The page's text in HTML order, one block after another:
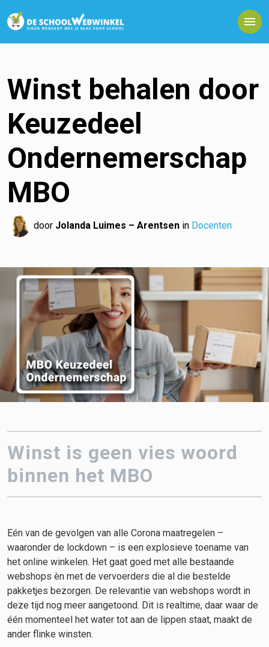
Winst behalen door
Keuzedeel
Ondernemerschap
MBO
door Jolanda Luimes – Arentsen in Docenten
Winst is geen vies woord
binnen het MBO
Eén van de gevolgen van alle Corona maatregelen –
waaronder de lockdown – is een explosieve toename van
het online winkelen. Het gaat goed met alle bestaande
webshops èn met de vervoerders die al die bestelde
pakketjes bezorgen. De relevantie van webshops wordt in
deze tijd nog meer aangetoond. Dit is realtime, daar waar de
één momenteel het water tot aan de lippen staat, maakt de
ander flinke winsten.